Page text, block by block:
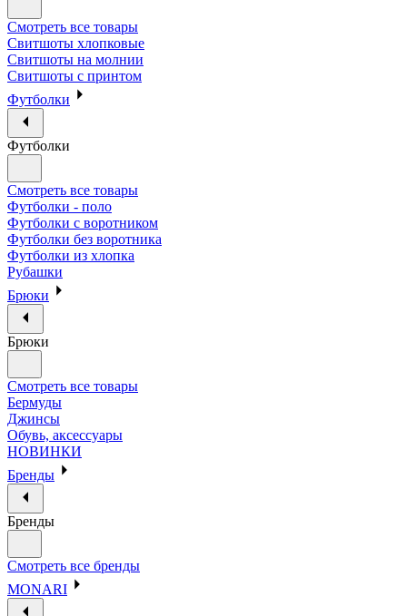
Смотреть все товары
Свитшоты хлопковые
Свитшоты на молнии
Свитшоты с принтом
Футболки
Футболки
Смотреть все товары
Футболки - поло
Футболки с воротником
Футболки без воротника
Футболки из хлопка
Рубашки
Брюки
Брюки
Смотреть все товары
Бермуды
Джинсы
Обувь, аксессуары
НОВИНКИ
Бренды
Бренды
Смотреть все бренды
MONARI